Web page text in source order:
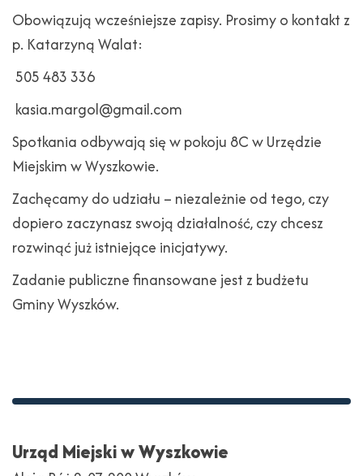
Obowiązują wcześniejsze zapisy. Prosimy o kontakt z
p. Katarzyną Walat:
505 483 336
kasia.margol@gmail.com
Spotkania odbywają się w pokoju 8C w Urzędzie
Miejskim w Wyszkowie.
Zachęcamy do udziału – niezależnie od tego, czy
dopiero zaczynasz swoją działalność, czy chcesz
rozwinąć już istniejące inicjatywy.
Zadanie publiczne finansowane jest z budżetu
Gminy Wyszków.
Stopka
Adres
Urząd Miejski w Wyszkowie